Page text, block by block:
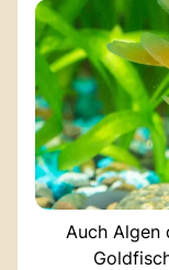
Auch Algen